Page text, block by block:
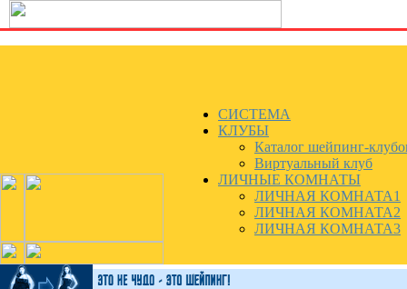
СИСТЕМА
КЛУБЫ
Каталог шейпинг-
Виртуальный клуб
ЛИЧНЫЕ КОМНАТЫ
ЛИЧНАЯ КОМНАТА1
ЛИЧНАЯ КОМНАТА2
ЛИЧНАЯ КОМНАТА3